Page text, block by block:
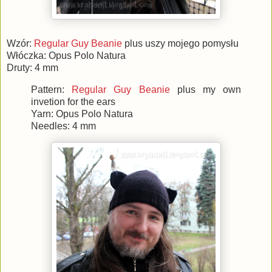
Wzór: Regular Guy Beanie plus uszy mojego pomysłu
Włóczka: Opus Polo Natura
Druty: 4 mm
Pattern: Regular Guy Beanieplus my own
invetion for the ears
Yarn: Opus Polo Natura
Needles: 4 mm